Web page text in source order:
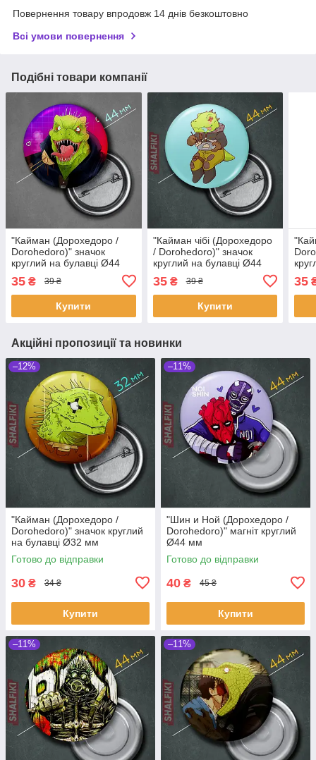
Повернення товару впродовж 14 днів безкоштовно
Всі умови повернення
Подібні товари компанії
"Кайман (Дорохедоро /
Dorohedoro)" значок
круглий на булавці Ø44
35 ₴ 39 ₴
Купити
"Кайман чібі (Дорохедоро
/ Dorohedoro)" значок
круглий на булавці Ø44
35₴ 39 ₴
Купити
35
Акційні пропозиції та новинки
–12%
"Кайман (Дорохедоро /
Dorohedoro)" значок круглий
на булавці Ø32 мм
Готово до відправки
30 ₴ 34 ₴
Купити
–11%
"Шин и Ной (Дорохедоро /
Dorohedoro)" магніт круглий
Ø44 мм
Готово до відправки
40 ₴ 45 ₴
Купити
–11% –11%